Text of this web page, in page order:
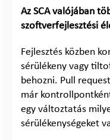
Az SCA valójában
szoftverfejlesztési
Fejlesztés közben
sérülékeny vagy
behozni. Pull
már
egy változtatás
sérülékenységeket